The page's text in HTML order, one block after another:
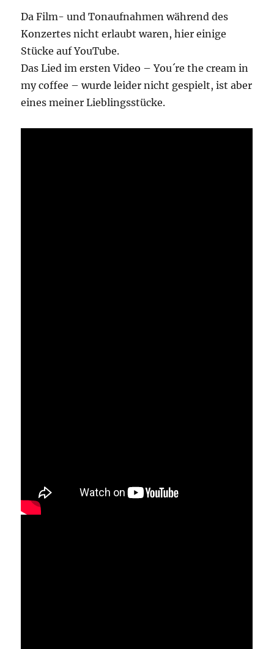
Da Film- und Tonaufnahmen während des
Konzertes nicht erlaubt waren, hier einige
Stücke auf YouTube.
Das Lied im ersten Video – You´re the cream in
my coffee – wurde leider nicht gespielt, ist aber
eines meiner Lieblingsstücke.